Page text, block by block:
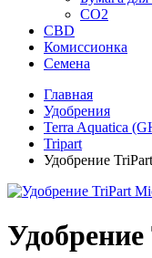
CO2
CBD
Комисcионка
Семена
Главная
Удобрения
Terra Aquatica
Tripart
Удобрение